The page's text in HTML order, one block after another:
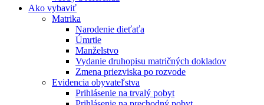
Ako vybaviť
Matrika
Narodenie dieťaťa
Úmrtie
Manželstvo
Vydanie druhopisu matričných dokladov
Zmena priezviska po rozvode
Evidencia obyvateľstva
Prihlásenie na trvalý pobyt